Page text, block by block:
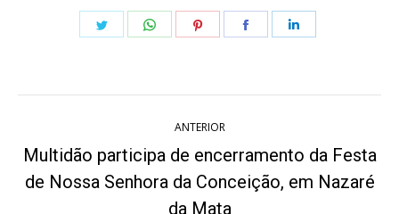
Share
Share
Share
Share
de
post:
ANTERIOR
Post
anterior:
Multidão participa de encerramento da Festa
de Nossa Senhora da Conceição, em Nazaré
da Mata